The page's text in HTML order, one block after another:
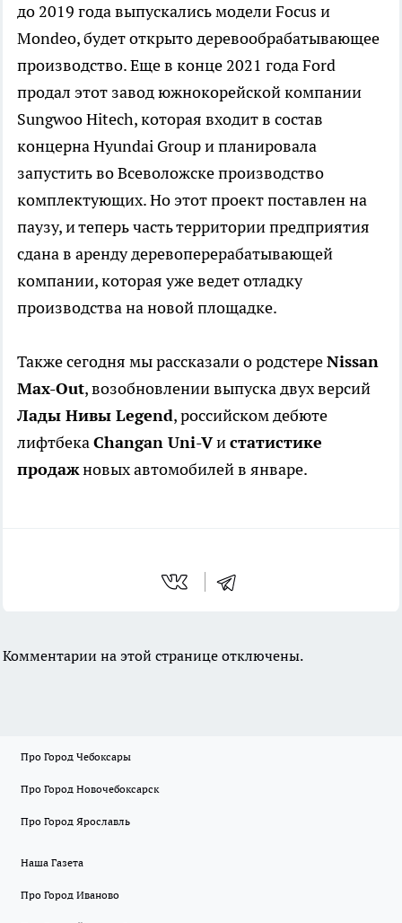
до 2019 года выпускались модели Focus и
Mondeo, будет открыто деревообрабатывающее
производство. Еще в конце 2021 года Ford
продал этот завод южнокорейской компании
Sungwoo Hitech, которая входит в состав
концерна Hyundai Group и планировала
запустить во Всеволожске производство
комплектующих. Но этот проект поставлен на
паузу, и теперь часть территории предприятия
сдана в аренду деревоперерабатывающей
компании, которая уже ведет отладку
производства на новой площадке.
Также сегодня мы рассказали о родстереNissan
Max-Out, возобновлении выпуска двух версий
Лады Нивы Legend, российском дебюте
лифтбекаChangan Uni-Vистатистике
продажновых автомобилей в январе.
Комментарии на этой странице отключены.
Про Город Чебоксары
Про Город Новочебоксарск
Про Город Ярославль
Наша Газета
Про Город Иваново